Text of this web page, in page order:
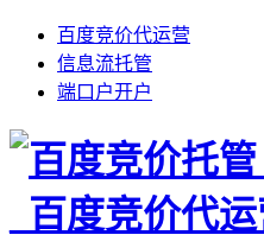
百度竞价代运营
信息流托管
端口户开户